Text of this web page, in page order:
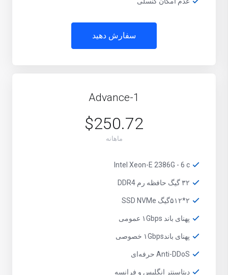
سفارش دهید
Advance-1
$250.72
ماهانه
Intel Xeon-E 2386G - 6 c
۳۲ گیگ حافظه رم DDR4
۲*۵۱۲گیگ SSD NVMe
پهنای باند ۱Gbps عمومی
پهنای باند۱Gbps خصوصی
Anti-DDoS حرفه‌ای
دیتاسنتر انگلیس و فرانسه